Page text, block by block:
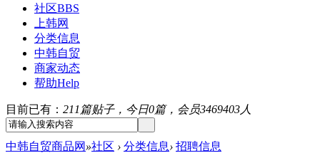
社区BBS
上韩网
分类信息
中韩自贸
商家动态
帮助Help
目前已有： 211篇贴子，今日0篇，会员3469403人
中韩自贸商品网 »社区 › 分类信息› 招聘信息